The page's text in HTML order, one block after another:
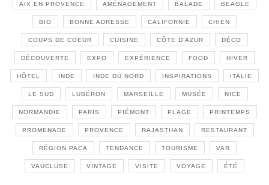
AIX EN PROVENCE AMÉNAGEMENT BALADE BEAGLE
BIO BONNE ADRESSE CALIFORNIE CHIEN
COUPS DE COEUR CUISINE CÔTE D'AZUR DÉCO
DÉCOUVERTE EXPO EXPÉRIENCE FOOD HIVER
HÔTEL INDE INDE DU NORD INSPIRATIONS ITALIE
LE SUD LUBÉRON MARSEILLE MUSÉE NICE
NORMANDIE PARIS PIÉMONT PLAGE PRINTEMPS
PROMENADE PROVENCE RAJASTHAN RESTAURANT
RÉGION PACA TENDANCE TOURISME VAR
VAUCLUSE VINTAGE VISITE VOYAGE ÉTÉ